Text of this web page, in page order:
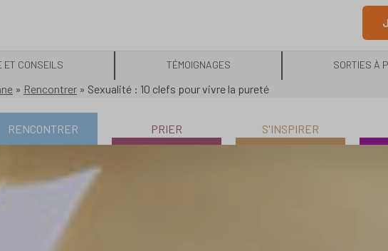
ET CONSEILS TÉMOIGNAGES SORTIES À
» Rencontrer » Sexualité : 10 clefs pour vivre la pureté
RENCONTRER PRIER S'INSPIRER